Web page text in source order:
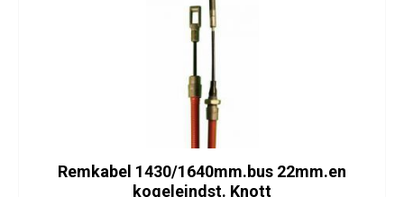
Remkabel 1430/1640mm.bus 22mm.en
kogeleindst. Knott